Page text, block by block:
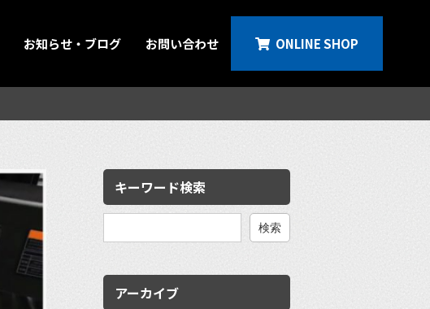
お知らせ・ブログ お問い合わせ ONLINE SHOP
キーワード検索
検
アーカイブ